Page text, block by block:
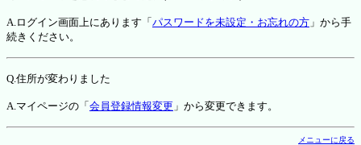
A.ログイン画面上にあります「 パスワードを未設定・お忘れの方 」から手
続きください。
Q.住所が変わりました
A.マイページの「 会員登録情報変更 」から変更できます。
メニューに戻る